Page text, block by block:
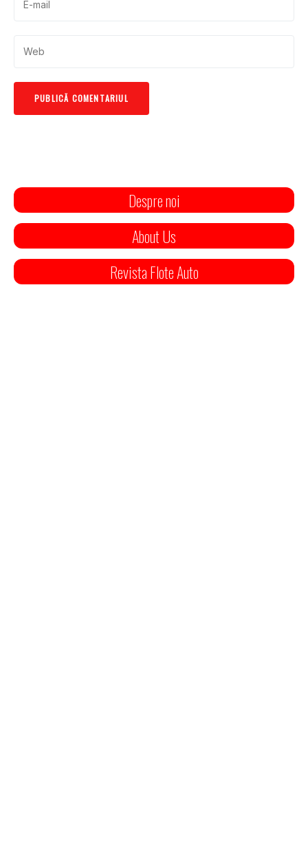
Despre noi
About Us
Revista Flote Auto